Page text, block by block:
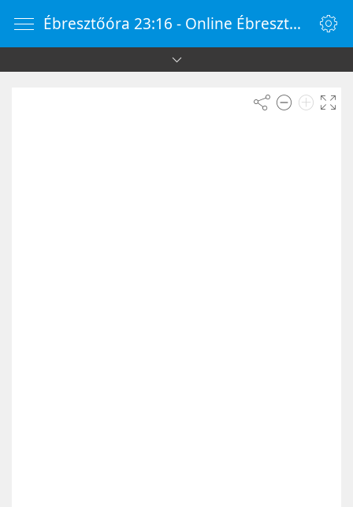
Ébresztőóra 23:16 - Online Ébresztőóra